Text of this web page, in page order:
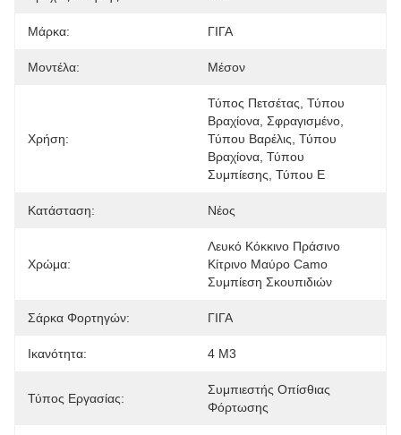
Μάρκα: ΓΙΓΑ
Μοντέλα: Μέσον
Χρήση:
Τύπος Πετσέτας, Τύπου
Βραχίονα, Σφραγισμένο,
Τύπου Βαρέλις, Τύπου
Βραχίονα, Τύπου
Συμπίεσης, Τύπου E
Κατάσταση: Νέος
Χρώμα:
Λευκό Κόκκινο Πράσινο
Κίτρινο Μαύρο Camo
Συμπίεση Σκουπιδιών
Σάρκα Φορτηγών: ΓΙΓΑ
Ικανότητα: 4 M3
Τύπος Εργασίας:
Συμπιεστής Οπίσθιας
Φόρτωσης